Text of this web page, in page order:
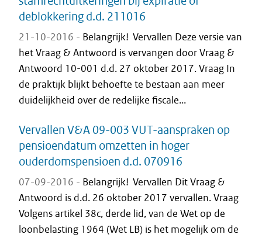
deblokkering d.d. 211016
21-10-2016 - Belangrijk! Vervallen Deze versie van
het Vraag & Antwoord is vervangen door Vraag &
Antwoord 10-001 d.d. 27 oktober 2017. Vraag In
de praktijk blijkt behoefte te bestaan aan meer
duidelijkheid over de redelijke fiscale...
Vervallen V&A 09-003 VUT-aanspraken op
pensioendatum omzetten in hoger
ouderdomspensioen d.d. 070916
07-09-2016 - Belangrijk! Vervallen Dit Vraag &
Antwoord is d.d. 26 oktober 2017 vervallen. Vraag
Volgens artikel 38c, derde lid, van de Wet op de
loonbelasting 1964 (Wet LB) is het mogelijk om de